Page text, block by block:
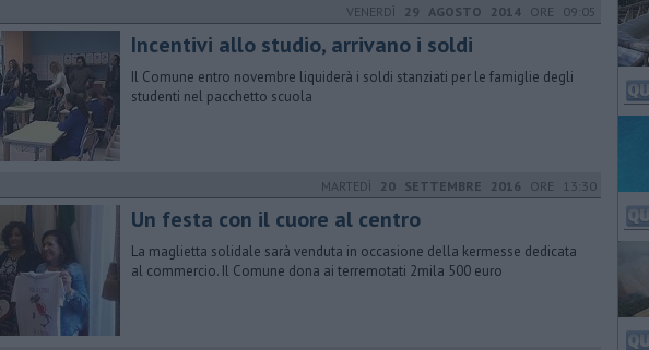
VENERDÌ 29 AGOSTO 2014 ORE 09:05
Incentivi allo studio, arrivano i soldi
Il Comune entro novembre liquiderà i soldi stanziati per le famiglie degli
studenti nel pacchetto scuola
MARTEDÌ 20 SETTEMBRE 2016 ORE 13:30
Un festa con il cuore al centro
La maglietta solidale sarà venduta in occasione della kermesse dedicata
al commercio. Il Comune dona ai terremotati 2mila 500 euro